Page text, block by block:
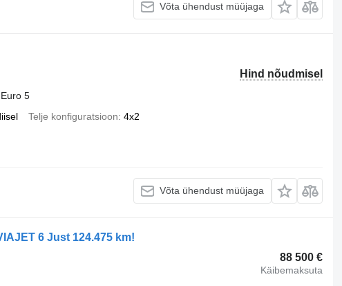
Võta ühendust müüjaga
Hind nõudmisel
Euro 5
Telje konfiguratsioon 4x2
Võta ühendust müüjaga
6 Just 124.475 km!
88 500 €
Käibemaksuta